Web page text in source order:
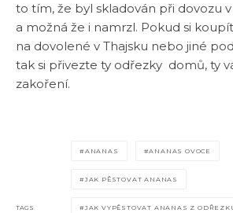
to tím, že byl skladován při dovozu
a možná že i namrzl. Pokud si
na dovolené v Thajsku nebo jiné
tak si přivezte ty odřezky domů, ty
zakoření.
TAGS
ANANAS ANANAS OVOCE
JAK PĚSTOVAT ANANAS
JAK VYPĚSTOVAT ANANAS Z